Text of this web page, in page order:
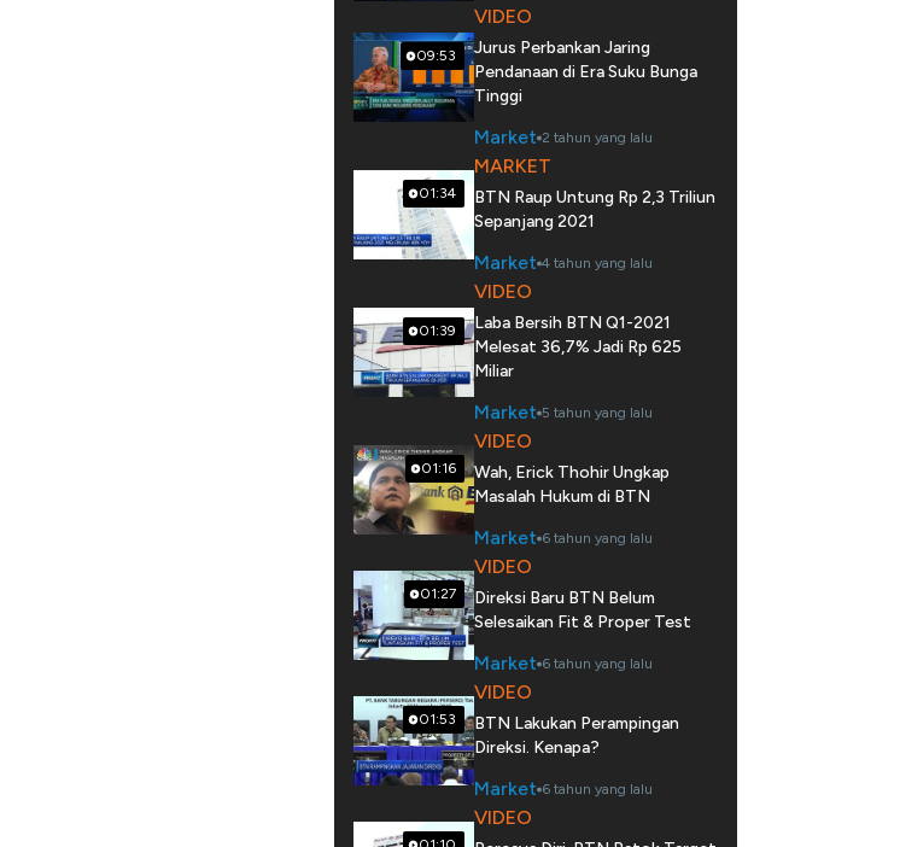
09:53
VIDEO
Jurus Perbankan Jaring
Pendanaan di Era Suku Bunga
Tinggi
Market 2 tahun yang lalu
01:34
MARKET
BTN Raup Untung Rp 2,3 Triliun
Sepanjang 2021
Market 4 tahun yang lalu
01:39
VIDEO
Laba Bersih BTN Q1-2021
Melesat 36,7% Jadi Rp 625
Miliar
Market 5 tahun yang lalu
01:16
VIDEO
Wah, Erick Thohir Ungkap
Masalah Hukum di BTN
Market 6 tahun yang lalu
01:27
VIDEO
Direksi Baru BTN Belum
Selesaikan Fit & Proper Test
Market 6 tahun yang lalu
01:53
VIDEO
BTN Lakukan Perampingan
Direksi. Kenapa?
Market 6 tahun yang lalu
VIDEO